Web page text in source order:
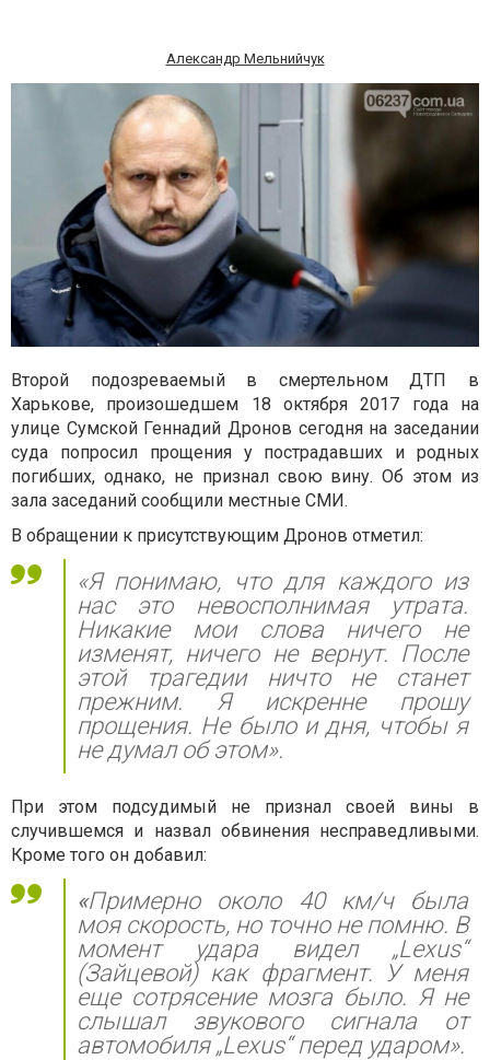
Александр Мельнийчук
Второй подозреваемый в смертельном ДТП в
Харькове, произошедшем 18 октября 2017 года на
улице Сумской Геннадий Дронов сегодня на заседании
суда попросил прощения у пострадавших и родных
погибших, однако, не признал свою вину. Об этом из
зала заседаний сообщили местные СМИ.
В обращении к присутствующим Дронов отметил:
«Я понимаю, что для каждого из
нас это невосполнимая утрата.
Никакие мои слова ничего не
изменят, ничего не вернут. После
этой трагедии ничто не станет
прежним. Я искренне прошу
прощения. Не было и дня, чтобы я
не думал об этом».
При этом подсудимый не признал своей вины в
случившемся и назвал обвинения несправедливыми.
Кроме того он добавил:
«Примерно около 40 км/ч была
моя скорость, но точно не помню. В
момент удара видел „Lexus“
(Зайцевой) как фрагмент. У меня
еще сотрясение мозга было. Я не
слышал звукового сигнала от
автомобиля „Lexus“ перед ударом».